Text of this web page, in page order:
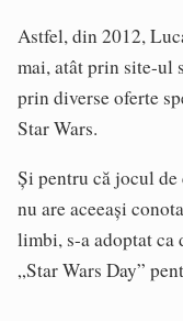
Astfel, din 2012,
mai, atât prin site-ul
prin diverse oferte
Star Wars.
Și pentru că jocul
nu are aceeași
limbi, s-a adoptat ca
„Star Wars Day”